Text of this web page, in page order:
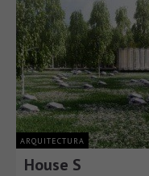
ARQUITECTURA
House S